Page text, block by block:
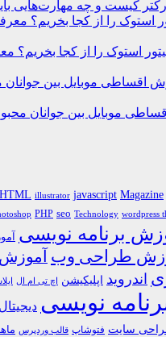
کیست و چه مهارت‌هایی
استوک را از کجا بخریم؟
موبایل بین جوانان
HTML illustrator javascript Magazine
PHP seo Technology wordpress
برنامه نویسی
طراحی وب آموزش
اندروید اپلیکیشن اچ تی ام ال
نویسی
سایت فتوشاپ قالب وردپرس